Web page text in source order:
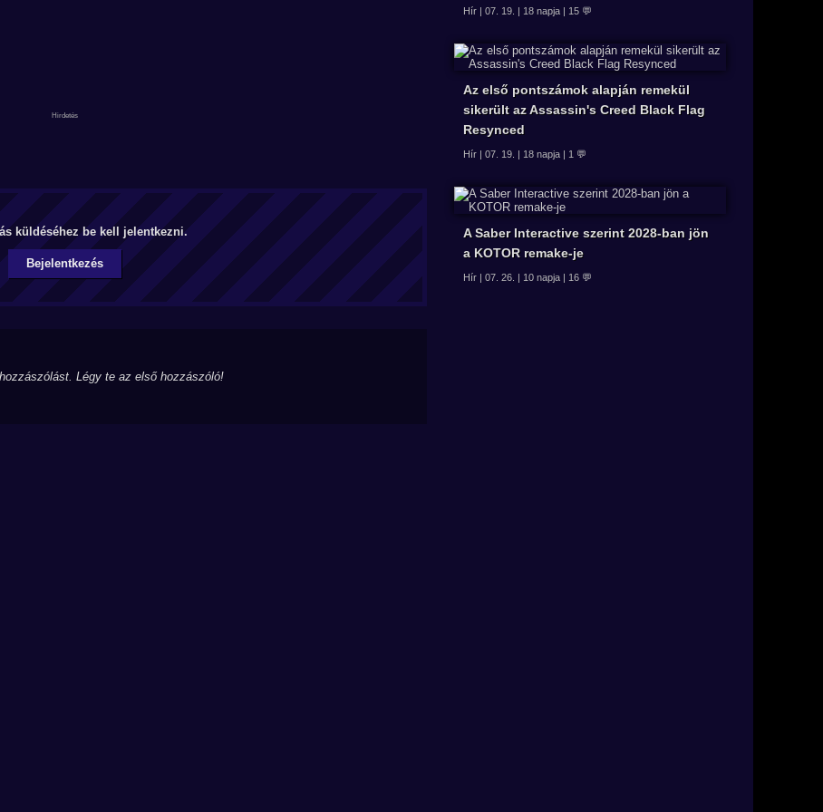
küldéséhez be kell jelentkezni.
Bejelentkezés
Légy te az első hozzászóló!
Hír | 07. 19. | 18 napja | 15 💬
Az első pontszámok alapján remekül
sikerült az Assassin's Creed Black Flag
Resynced
Hír | 07. 19. | 18 napja | 1 💬
A Saber Interactive szerint 2028-ban jön
a KOTOR remake-je
Hír | 07. 26. | 10 napja | 16 💬